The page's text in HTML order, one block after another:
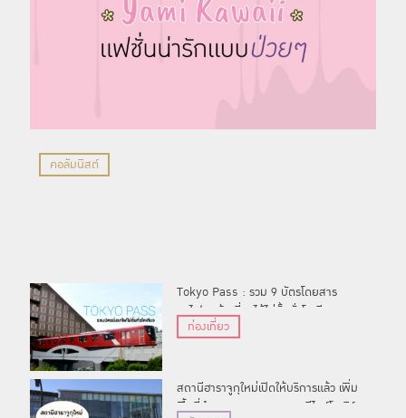
คอลัมนิสต์
Tokyo Pass : รวม 9 บัตรโดยสาร
รถไฟสุดคุ้มเที่ยวได้ไม่อั้นทั่วโตเกียว
ท่องเที่ยว
สถานีฮาราจูกุใหม่เปิดให้บริการแล้ว เพิ่ม
พื้นที่อำนวยความสะดวกและดีไซน์โมเดิร์